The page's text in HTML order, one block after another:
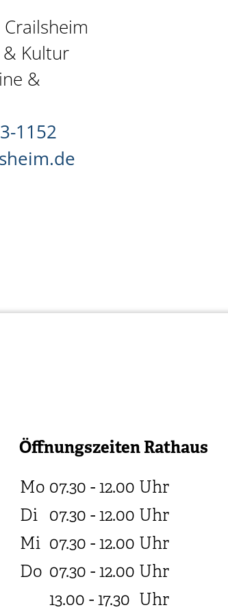
& Kultur
&
1152
Öffnungszeiten Rathaus
Mo 07.30 - 12.00 Uhr
Di 07.30 - 12.00 Uhr
Mi 07.30 - 12.00 Uhr
Do 07.30 - 12.00 Uhr
13.00 - 17.30 Uhr